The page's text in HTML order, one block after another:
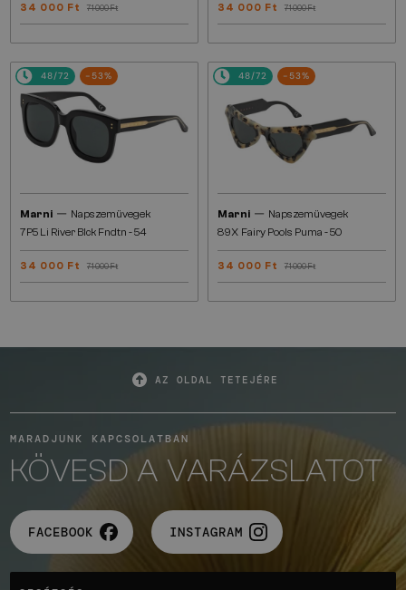
34 000 Ft 71 000 Ft 34 000 Ft 71 000 Ft
48/72 -53%
Marni — Napszemüvegek
7P5 Li River Blck Fndtn - 54
34 000 Ft 71 000 Ft
48/72 -53%
Marni — Napszemüvegek
89X Fairy Pools Puma - 50
34 000 Ft 71 000 Ft
AZ OLDAL TETEJÉRE
MARADJUNK KAPCSOLATBAN
KÖVESD A VARÁZSLATOT
FACEBOOK INSTAGRAM